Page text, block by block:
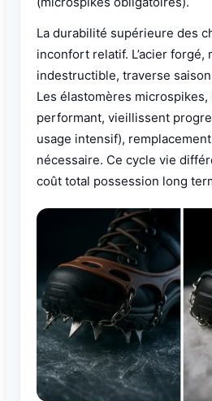
La durabilité supérieure des
inconfort relatif. L’acier forgé,
indestructible, traverse
Les élastomères
performant, vieillissent
usage intensif),
nécessaire. Ce cycle vie
coût total possession long